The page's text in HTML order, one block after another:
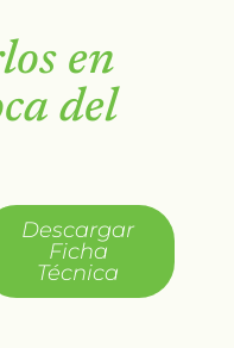
en
del
Descargar
Ficha
Técnica